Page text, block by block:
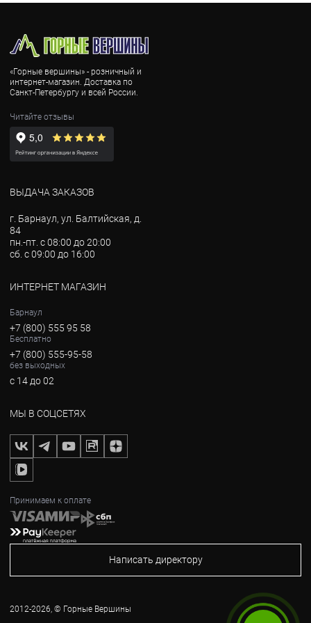
«Горные вершины» - розничный и
интернет-магазин. Доставка по
Санкт-Петербургу и всей России.
Читайте отзывы
ВЫДАЧА ЗАКАЗОВ
г. Барнаул, ул. Балтийская, д.
84
пн.-пт. с 08:00 до 20:00
сб. с 09:00 до 16:00
ИНТЕРНЕТ МАГАЗИН
Барнаул
+7 (800) 555 95 58
Бесплатно
+7 (800) 555-95-58
без выходных
с 14 до 02
МЫ В СОЦСЕТЯХ
Принимаем к оплате
Написать директору
2012-2026, © Горные Вершины